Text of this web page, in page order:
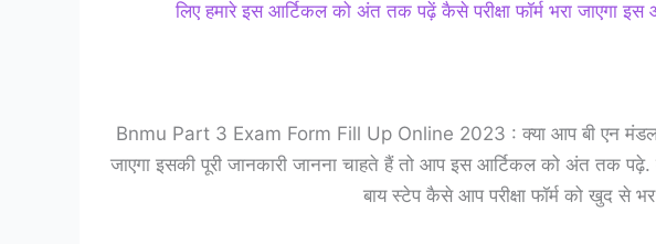
लिए हमारे इस आर्टिकल को अंत तक पढ़ें कैसे परीक्षा फॉर्म भरा जाएगा इस
Bnmu Part 3 Exam Form Fill Up Online 2023 : क्या आप बी एन मंडल
जाएगा इसकी पूरी जानकारी जानना चाहते हैं तो आप इस आर्टिकल को अंत तक
बाय स्टेप कैसे आप परीक्षा फॉर्म को खुद से